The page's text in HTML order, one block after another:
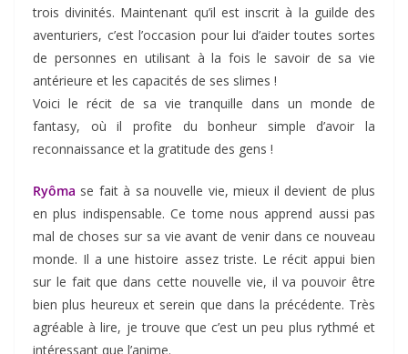
trois divinités. Maintenant qu’il est inscrit à la guilde des
aventuriers, c’est l’occasion pour lui d’aider toutes sortes
de personnes en utilisant à la fois le savoir de sa vie
antérieure et les capacités de ses slimes !
Voici le récit de sa vie tranquille dans un monde de
fantasy, où il profite du bonheur simple d’avoir la
reconnaissance et la gratitude des gens !
Ryôma se fait à sa nouvelle vie, mieux il devient de plus
en plus indispensable. Ce tome nous apprend aussi pas
mal de choses sur sa vie avant de venir dans ce nouveau
monde. Il a une histoire assez triste. Le récit appui bien
sur le fait que dans cette nouvelle vie, il va pouvoir être
bien plus heureux et serein que dans la précédente. Très
agréable à lire, je trouve que c’est un peu plus rythmé et
intéressant que l’anime.